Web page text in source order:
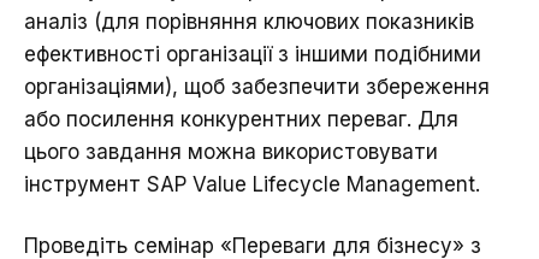
аналіз (для порівняння ключових показників
ефективності організації з іншими подібними
організаціями), щоб забезпечити збереження
або посилення конкурентних переваг. Для
цього завдання можна використовувати
інструмент SAP Value Lifecycle Management.
Проведіть семінар «Переваги для бізнесу» з